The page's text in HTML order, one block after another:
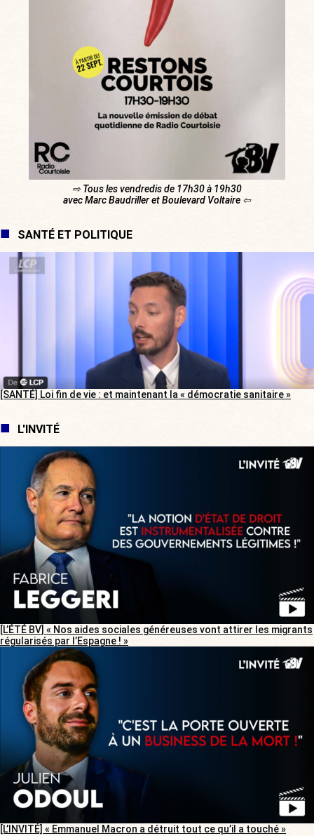
⇨ Tous les vendredis de 17h30 à 19h30
avec Marc Baudriller et Boulevard Voltaire ⇦
SANTÉ ET POLITIQUE
[SANTÉ] Loi fin de vie : et maintenant la « démocratie sanitaire »
L'INVITÉ
[L’ÉTÉ BV] « Nos aides sociales généreuses vont attirer les migrants
régularisés par l’Espagne ! »
[L’INVITÉ] « Emmanuel Macron a détruit tout ce qu’il a touché »